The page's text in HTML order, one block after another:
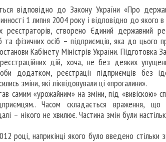
відповідно до Закону України «Про
1 липня 2004 року і відповідно до якого
реєстраторів, створено Єдиний державний
фізичних осіб – підприємців, яка до цього
Кабінету Міністрів України.
дій, хоча, не без деяких
додатком, реєстрації підприємців без
зміни, які ліквідовували ці «прогалини».
самим «урожайним» на зміни, під «вивіскою»
Часом складається враження,
– нікого не хвилює. Частина змін були
році, наприкінці якого було введено стільки